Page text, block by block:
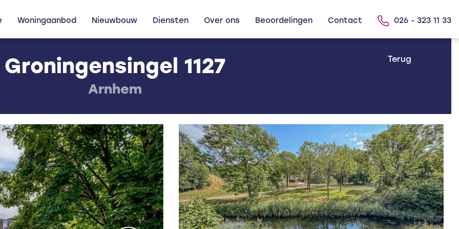
026 - 323 11 33
Woningaanbod Nieuwbouw Diensten Over ons Beoordelingen Contact
Groningensingel 1127
Arnhem
Terug